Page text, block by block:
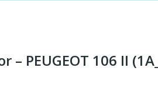
PEUGEOT 106 II